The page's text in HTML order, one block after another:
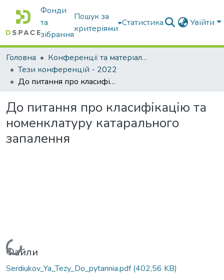
Фонди
та
зібрання
Пошук за
критеріями
Статистика Увійти
Головна
Конференції та матеріали конференцій
Тези конференцій - 2022
До питання про класифікацію та номенклатуру катарального запалення
До питання про класифікацію та
номенклатуру катарального
запалення
Вантажиться...
Файли
Serdiukov_Ya_Tezy_Do_pytannia.pdf(402,56 KB)